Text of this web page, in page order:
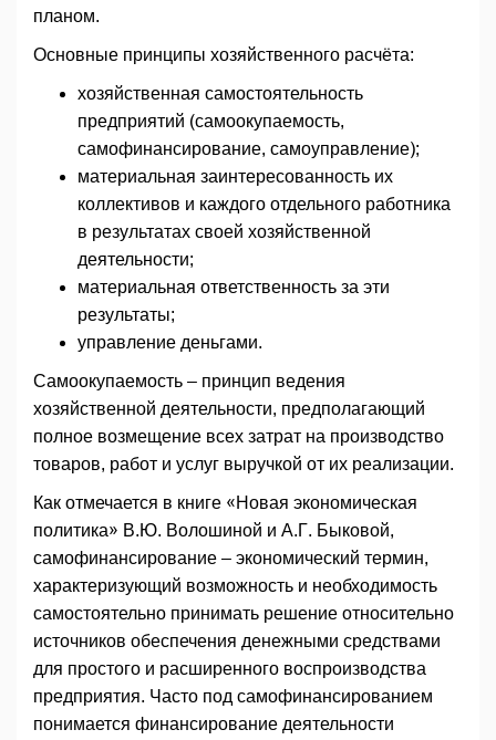
планом.
Основные принципы хозяйственного расчёта:
хозяйственная самостоятельность
предприятий (самоокупаемость,
самофинансирование, самоуправление);
материальная заинтересованность их
коллективов и каждого отдельного работника
в результатах своей хозяйственной
деятельности;
материальная ответственность за эти
результаты;
управление деньгами.
Самоокупаемость – принцип ведения
хозяйственной деятельности, предполагающий
полное возмещение всех затрат на производство
товаров, работ и услуг выручкой от их реализации.
Как отмечается в книге «Новая экономическая
политика» В.Ю. Волошиной и А.Г. Быковой,
самофинансирование – экономический термин,
характеризующий возможность и необходимость
самостоятельно принимать решение относительно
источников обеспечения денежными средствами
для простого и расширенного воспроизводства
предприятия. Часто под самофинансированием
понимается финансирование деятельности